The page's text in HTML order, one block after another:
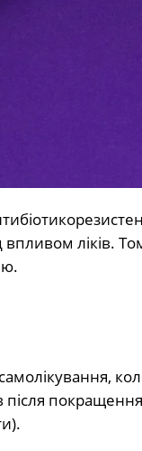
впливом ліків.